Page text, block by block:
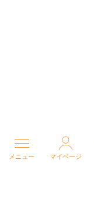
メニュー マイページ